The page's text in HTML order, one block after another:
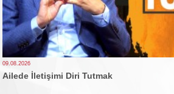
09.08.2026
Ailede İletişimi Diri Tutmak